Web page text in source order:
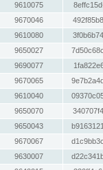
9610075
9670046
9610080
9650027
9690077
9670065
9610040
9650070
9650043
9670067
9630007